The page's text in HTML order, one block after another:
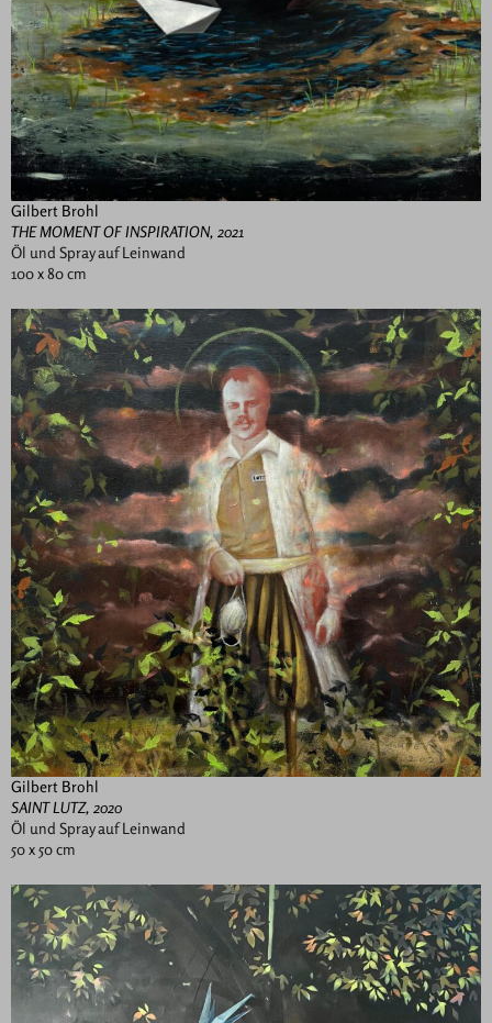
Gilbert Brohl
THE MOMENT OF INSPIRATION, 2021
Öl und Spray auf Leinwand
100 x 80 cm
Gilbert Brohl
SAINT LUTZ, 2020
Öl und Spray auf Leinwand
50 x 50 cm